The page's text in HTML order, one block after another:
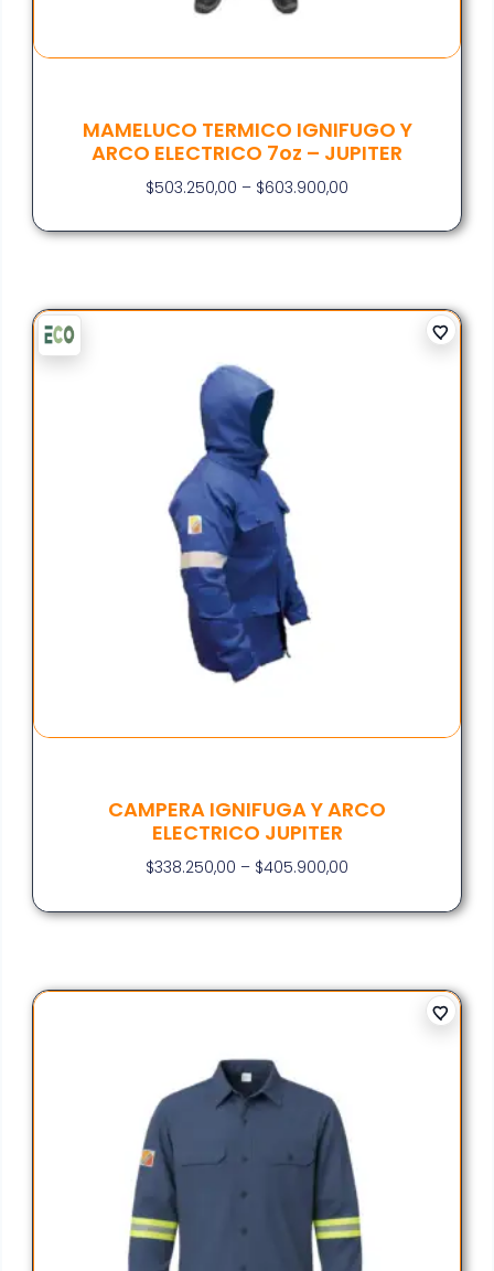
MAMELUCO TERMICO IGNIFUGO Y
ARCO ELECTRICO 7oz – JUPITER
$503.250,00 – $603.900,00
CAMPERA IGNIFUGA Y ARCO
ELECTRICO JUPITER
$338.250,00 – $405.900,00